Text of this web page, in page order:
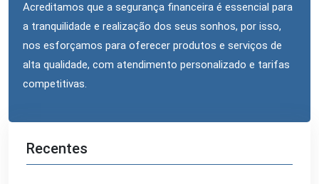
Acreditamos que a segurança financeira é essencial para
a tranquilidade e realização dos seus sonhos, por isso,
nos esforçamos para oferecer produtos e serviços de
alta qualidade, com atendimento personalizado e tarifas
competitivas.
Recentes